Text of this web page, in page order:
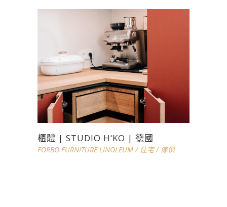
櫃體 | STUDIO H‘KO | 德國
FORBO FURNITURE LINOLEUM/ 住宅/ 傢俱